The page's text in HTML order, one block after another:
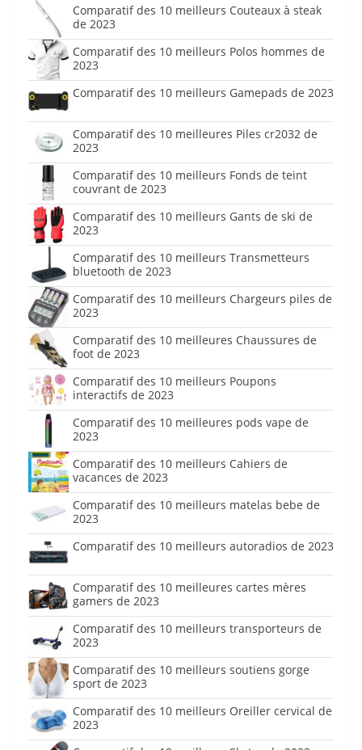
Comparatif des 10 meilleurs Couteaux à steak
de 2023
Comparatif des 10 meilleurs Polos hommes de
2023
Comparatif des 10 meilleurs Gamepads de 2023
Comparatif des 10 meilleures Piles cr2032 de
2023
Comparatif des 10 meilleurs Fonds de teint
couvrant de 2023
Comparatif des 10 meilleurs Gants de ski de
2023
Comparatif des 10 meilleurs Transmetteurs
bluetooth de 2023
Comparatif des 10 meilleurs Chargeurs piles de
2023
Comparatif des 10 meilleures Chaussures de
foot de 2023
Comparatif des 10 meilleurs Poupons
interactifs de 2023
Comparatif des 10 meilleures pods vape de
2023
Comparatif des 10 meilleurs Cahiers de
vacances de 2023
Comparatif des 10 meilleurs matelas bebe de
2023
Comparatif des 10 meilleurs autoradios de 2023
Comparatif des 10 meilleures cartes mères
gamers de 2023
Comparatif des 10 meilleurs transporteurs de
2023
Comparatif des 10 meilleurs soutiens gorge
sport de 2023
Comparatif des 10 meilleurs Oreiller cervical de
2023